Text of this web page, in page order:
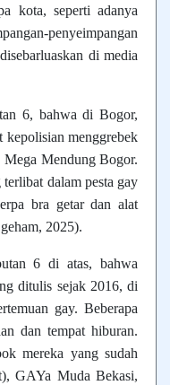
kota, seperti adanya
penyeimpangan
di media
6, bahwa di Bogor,
kepolisian menggrebek
Mendung Bogor.
dalam pesta gay
bra getar dan alat
2025).
6 di atas, bahwa
ditulis sejak 2016, di
gay. Beberapa
dan tempat hiburan.
mereka yang sudah
GAYa Muda Bekasi,